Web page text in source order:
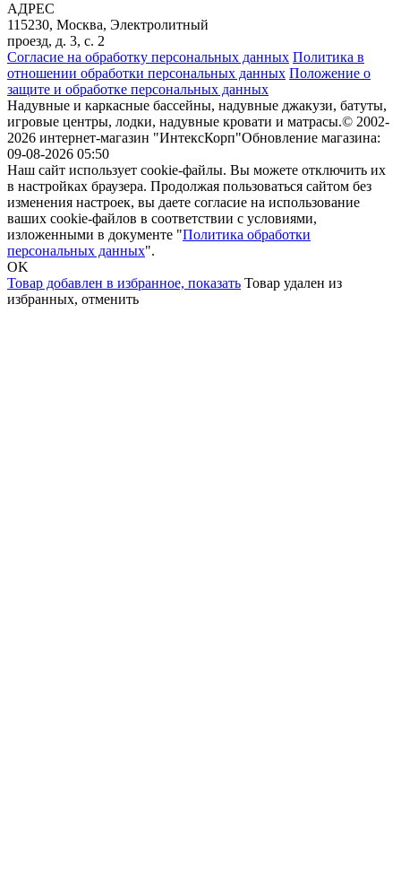
АДРЕС
115230, Москва, Электролитный
проезд, д. 3, с. 2
Согласие на обработку персональных данных Политика в
отношении обработки персональных данных Положение о
защите и обработке персональных данных
Надувные и каркасные бассейны, надувные джакузи, батуты,
игровые центры, лодки, надувные кровати и матрасы.© 2002-
2026 интернет-магазин "ИнтексКорп"Обновление магазина:
09-08-2026 05:50
Наш сайт использует cookie-файлы. Вы можете отключить их
в настройках браузера. Продолжая пользоваться сайтом без
изменения настроек, вы даете согласие на использование
ваших cookie-файлов в соответствии с условиями,
изложенными в документе "Политика обработки
персональных данных".
OK
Товар добавлен в избранное, показать Товар удален из
избранных, отменить